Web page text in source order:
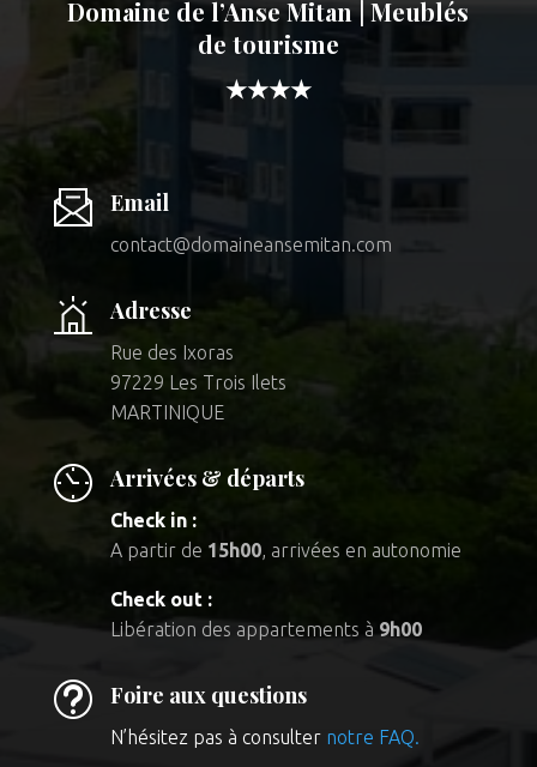
Domaine de l’Anse Mitan | Meublés
de tourisme
★★★★
Email
contact@domaineansemitan.com
Adresse
Rue des Ixoras
97229 Les Trois Ilets
MARTINIQUE
Arrivées & départs
Check in :
A partir de 15h00, arrivées en autonomie
Check out :
Libération des appartements à 9h00
t Foire aux questions
N’hésitez pas à consulter notre FAQ.